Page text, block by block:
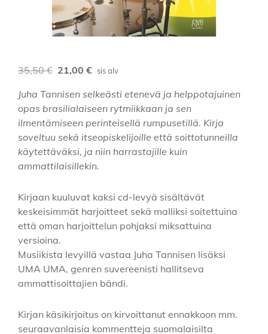
35,50€ Alkuperäinen
oli:
35,50 €.
21,00 € Nykyinen
on:
21,00 €.
sis alv
Juha Tannisen selkeästi etenevä ja helppotajuinen
opas brasilialaiseen rytmiikkaan ja sen
ilmentämiseen perinteisellä rumpusetillä. Kirja
soveltuu sekä itseopiskelijoille että soittotunneilla
käytettäväksi, ja niin harrastajille kuin
ammattilaisillekin.
Kirjaan kuuluvat kaksi cd-levyä sisältävät
keskeisimmät harjoitteet sekä malliksi soitettuina
että oman harjoittelun pohjaksi miksattuina
versioina.
Musiikista levyillä vastaa Juha Tannisen lisäksi
UMA UMA, genren suvereenisti hallitseva
ammattisoittajien bändi.
Kirjan käsikirjoitus on kirvoittanut ennakkoon mm.
seuraavanlaisia kommentteja suomalaisilta